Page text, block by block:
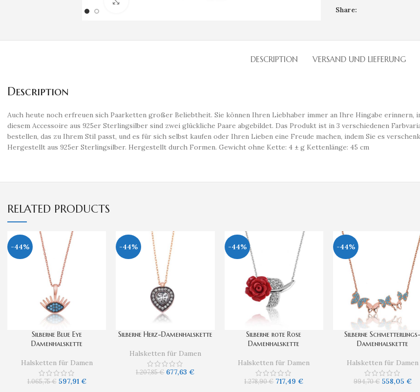
Share:
DESCRIPTION VERSAND UND LIEFERUNG
Description
Auch heute noch erfreuen sich Paarketten großer Beliebtheit. Sie können Ihren Liebhaber immer an Ihre Hingabe erinnern,
diesem Accessoire aus 925er Sterlingsilber sind zwei glückliche Paare abgebildet. Das Produkt ist in 3 verschiedenen
bestellen, das zu Ihrem Stil passt, und es für sich selbst kaufen oder Ihren Lieben eine Freude machen, indem Sie es
Hergestellt aus 925er Sterlingsilber. Hergestellt durch Formen. Gewicht ohne Kette: 4 ± g Kettenlänge: 45 cm
RELATED PRODUCTS
-44%
Silberne Blue Eye
Damenhalskette
Halsketten für Damen
1.065,75€ 597,91 €
-44%
Silberne Herz-Damenhalskette
Halsketten für Damen
1.207,85€ 677,63€
-44%
Silberne rote Rose
Damenhalskette
Halsketten für Damen
1.278,90€ 717,49€
-44%
Silberne Schmetterlings-
Damenhalskette
Halsketten für Damen
994,70€ 558,05 €